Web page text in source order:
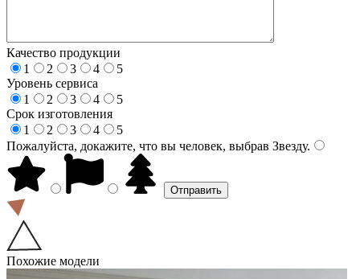
Качество продукции
1
2 3 4
5
Уровень сервиса
1
2 3 4
5
Срок изготовления
1
2 3 4
5
Пожалуйста, докажите, что вы человек, выбрав Звезду.
Похожие модели